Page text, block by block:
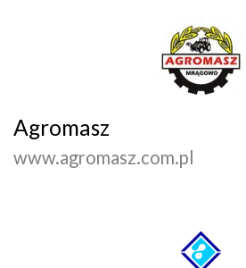
Agromasz
www.agromasz.com.pl